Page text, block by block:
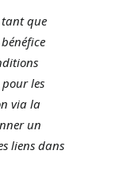
tant que
pour les
via la
un
liens dans